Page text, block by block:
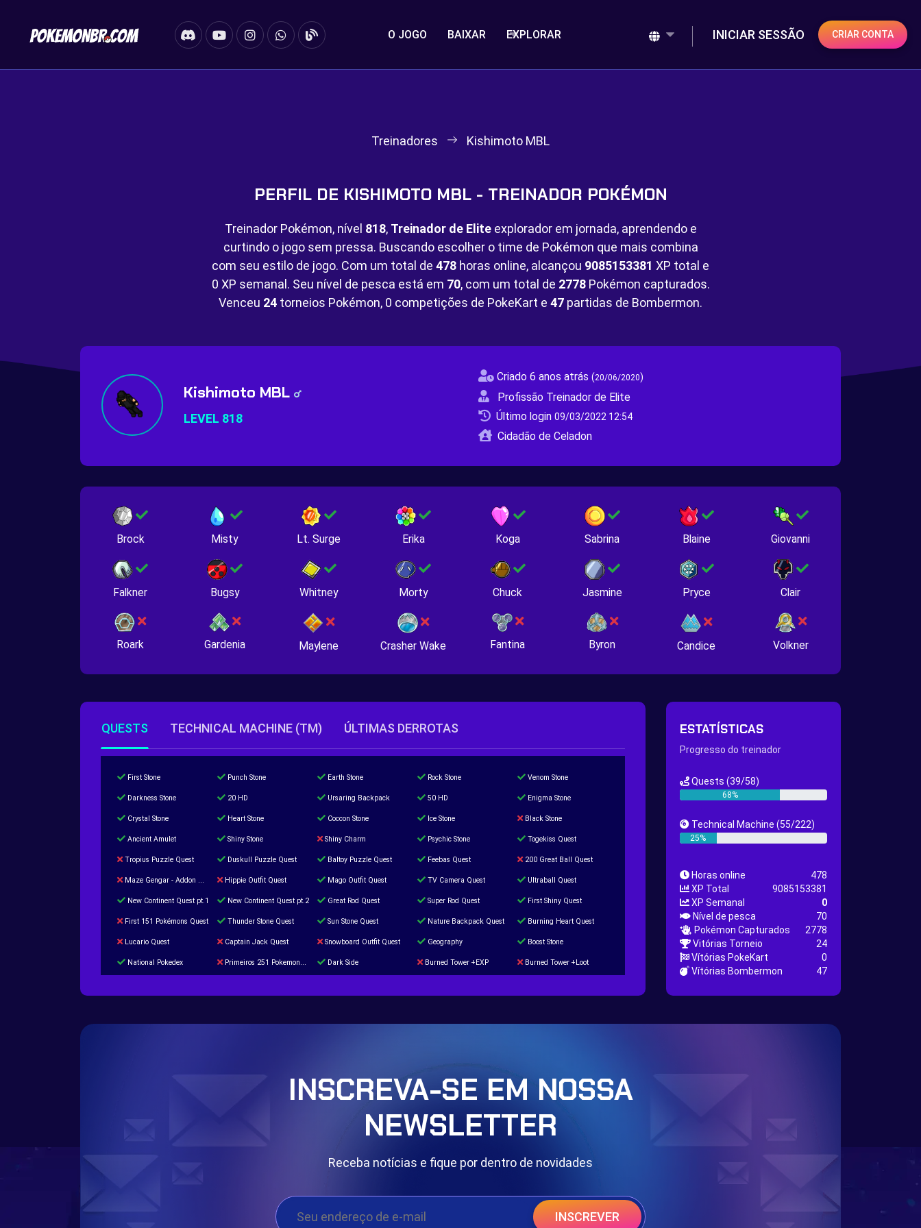
O JOGO BAIXAR EXPLORAR INICIAR SESSÃO CRIAR CONTA
Treinadores Kishimoto MBL
PERFIL DE KISHIMOTO MBL - TREINADOR POKÉMON
Treinador Pokémon, nível 818, Treinador de Eliteexplorador em jornada, aprendendo e
curtindo o jogo sem pressa. Buscando escolher o time de Pokémon que mais combina
com seu estilo de jogo. Com um total de 478 horas online, alcançou 9085153381 XP total e
0 XP semanal. Seu nível de pesca está em 70, com um total de 2778Pokémon capturados.
Venceu 24 torneios Pokémon, 0 competições de PokeKart e 47 partidas de Bombermon.
Kishimoto MBL
LEVEL 818
Criado 6 anos atrás (20/06/2020)
Profissão Treinador de Elite
Último login 09/03/2022 12:54
Cidadão de Celadon
Brock Misty Lt. Surge Erika Koga Sabrina Blaine Giovanni
Falkner Bugsy Whitney Morty Chuck Jasmine Pryce Clair
Roark Gardenia Maylene Crasher Wake Fantina Byron Candice Volkner
QUESTS TECHNICAL MACHINE (TM) ÚLTIMAS DERROTAS
First Stone Punch Stone Earth Stone Rock Stone Venom Stone
Darkness Stone 20 HD Ursaring Backpack 50 HD Enigma Stone
Crystal Stone Heart Stone Coccon Stone Ice Stone Black Stone
Ancient Amulet Shiny Stone Shiny Charm Psychic Stone Togekiss Quest
Tropius Puzzle Quest Duskull Puzzle Quest Baltoy Puzzle Quest Feebas Quest 200 Great Ball Quest
Maze Gengar - Addon Gengar Quest Hippie Outfit Quest Mago Outfit Quest TV Camera Quest Ultraball Quest
New Continent Quest pt.1 New Continent Quest pt.2 Great Rod Quest Super Rod Quest First Shiny Quest
First 151 Pokémons Quest Thunder Stone Quest Sun Stone Quest Nature Backpack Quest Burning Heart Quest
Lucario Quest Captain Jack Quest Snowboard Outfit Quest Geography Boost Stone
National Pokedex Primeiros 251 Pokemons na Pokedex Dark Side Burned Tower +EXP Burned Tower +Loot
ESTATÍSTICAS
Progresso do treinador
Quests (39/58)
68%
Technical Machine (55/222)
25%
Horas online
478
XP Total
9085153381
XP Semanal
0
Nível de pesca
70
Pokémon Capturados
2778
Vitórias Torneio
24
Vítórias PokeKart
0
Vítórias Bombermon
47
INSCREVA-SE EM NOSSA
NEWSLETTER
Receba notícias e fique por dentro de novidades
INSCREVER